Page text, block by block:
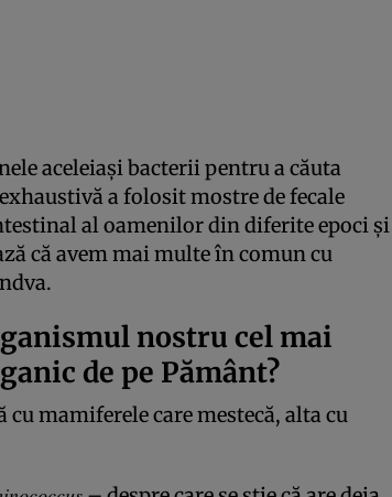
aceleiași bacterii pentru a căuta
a folosit mostre de fecale
al oamenilor din diferite epoci și
că avem mai multe în comun cu
nostru cel mai
de pe Pământ?
cu mamiferele care mestecă, alta cu